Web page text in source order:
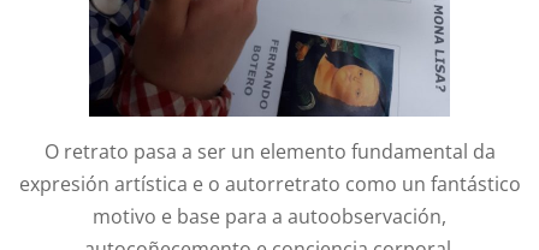
O retrato pasa a ser un elemento fundamental da
expresión artística e o autorretrato como un fantástico
motivo e base para a autoobservación,